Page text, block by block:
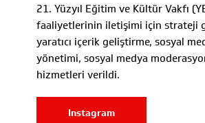
21. Yüzyıl Eğitim ve Kültür Vakfı
faaliyetlerinin iletişimi için strateji
yaratıcı içerik geliştirme, sosyal
yönetimi, sosyal medya
hizmetleri verildi.
Instagram